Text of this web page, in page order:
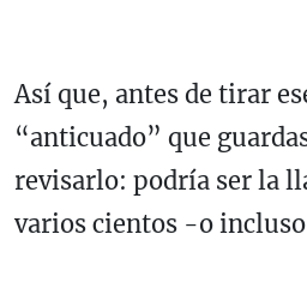
Así que, antes de tirar
“anticuado” que
revisarlo: podría ser la
varios cientos -o